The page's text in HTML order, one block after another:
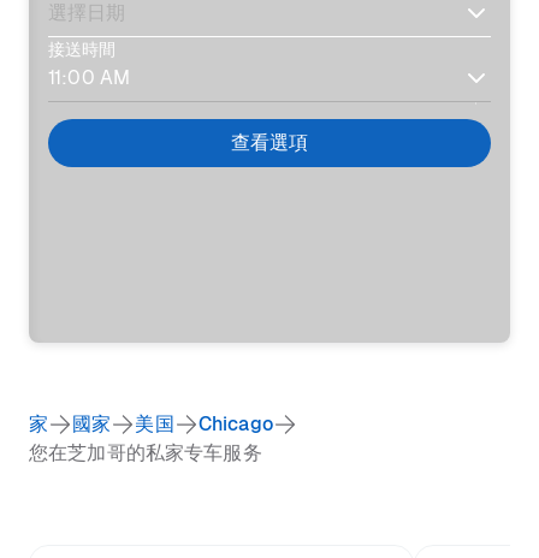
接送時間
查看選項
家 國家 美国
Chicago
您在芝加哥的私家专车服务